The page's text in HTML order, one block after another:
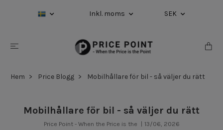
Inkl. moms SEK
Hem Price Blogg Mobilhållare för bil - så väljer du rätt
Mobilhållare för bil - så väljer du rätt
Price Point - When the Price is the | 13/06, 2026